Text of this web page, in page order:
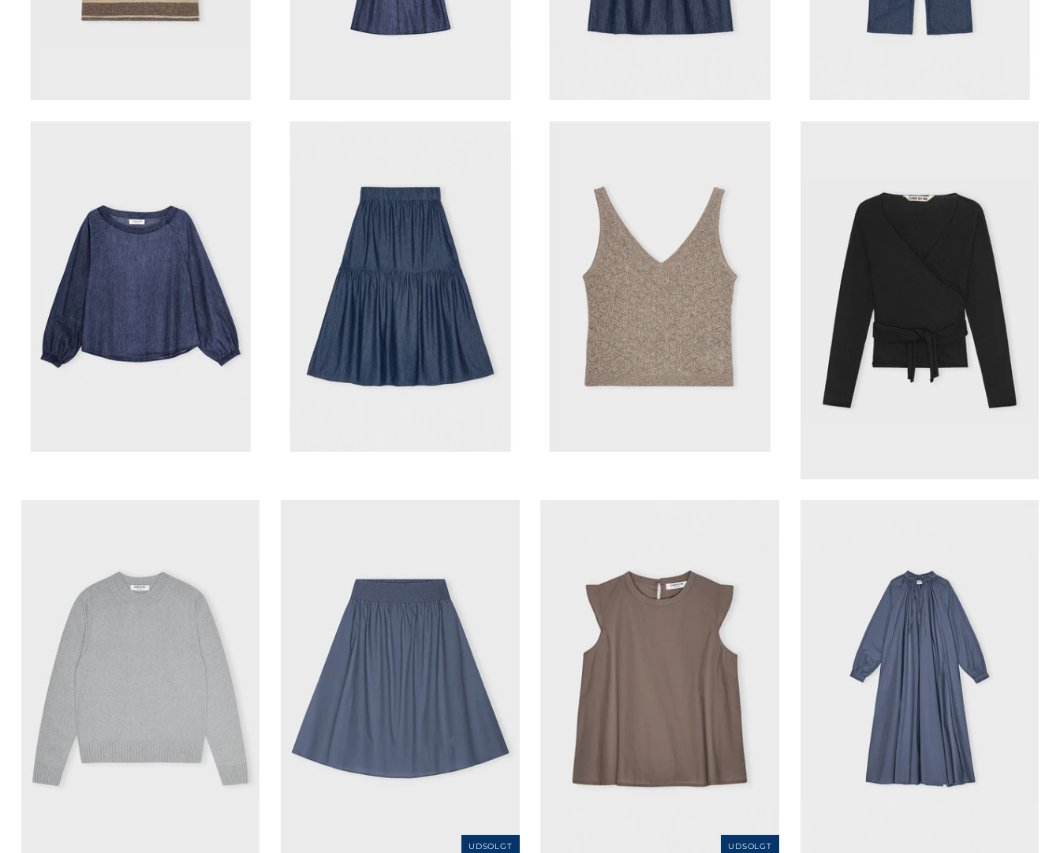
Care by me-Joy blouse
1.200,00 kr
VILD KØRVEL
Care by me-Joy skirt
1.200,00 kr
VILD KØRVEL
Care by me-Aja top
1.300,00 kr
Care by me-Breathe wrap
Care by me-Duo sweater
UDSOLGT
Care by me-Laura skirt
UDSOLGT
Care by me-Laura leaf top
VILD KØRVEL
Care by me-Laura art dress
1.500,00 kr